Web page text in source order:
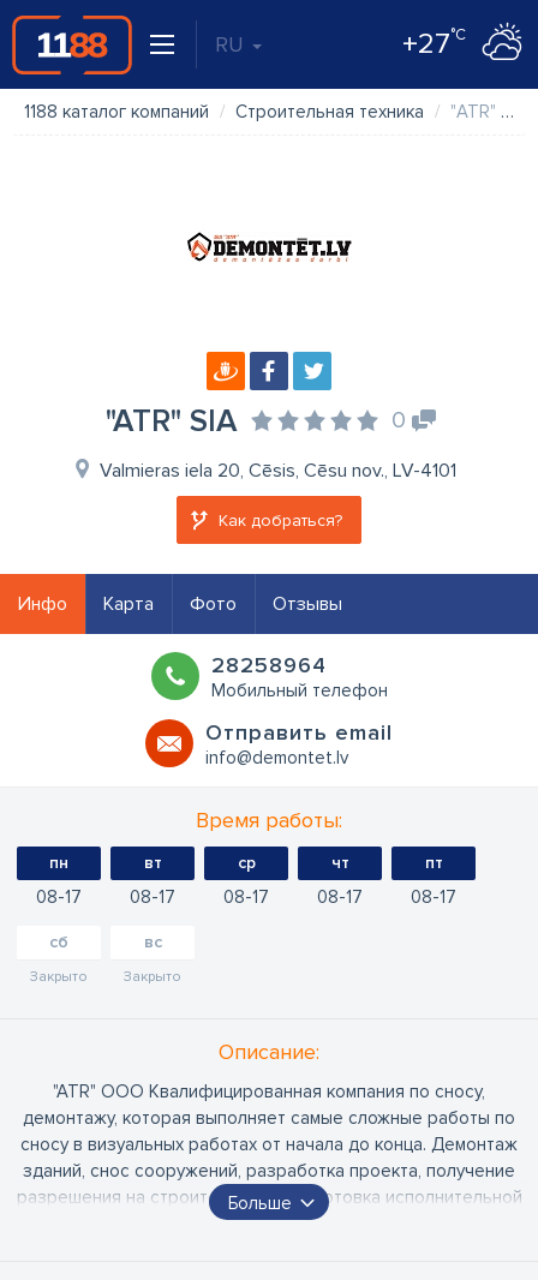
RU +27°C
1188 каталог компаний Строительная техника "ATR" SIA
"ATR" SIA 0
Valmieras iela 20, Cēsis, Cēsu nov., LV-4101
Как добраться?
Инфо Карта Фото Отзывы
28258964
Мобильный телефон
Oтправить email
info@demontet.lv
Время работы:
пн
08 17
вт
08 17
ср
08 17
чт
08 17
пт
08 17
сб
Закрыто
вс
Закрыто
Oписание:
"ATR" ООО Квалифицированная компания по сносу,
демонтажу, которая выполняет самые сложные работы по
сносу в визуальных работах от начала до конца. Демонтаж
зданий, снос сооружений, разработка проекта, получение
разрешения на строительство, подготовка исполнительной
документации, получение заключения, утилизация
Больше